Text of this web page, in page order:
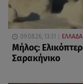
09.08.26, 13:31 ΕΛΛΑΔΑ
Μήλος:
Σαρακήνικο